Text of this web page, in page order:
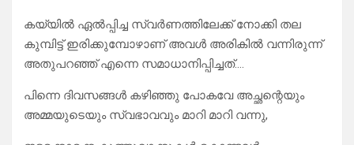
കയ്യിൽ ഏൽപ്പിച്ച സ്വർണത്തിലേക്ക് നോക്കി തല
കുമ്പിട്ട് ഇരിക്കുമ്പോഴാണ് അവൾ അരികിൽ വന്നിരുന്ന്
അതുപറഞ്ഞ് എന്നെ സമാധാനിപ്പിച്ചത്….
പിന്നെ ദിവസങ്ങൾ കഴിഞ്ഞു പോകവേ അച്ഛന്റെയും
അമ്മയുടെയും സ്വഭാവവും മാറി മാറി വന്നു,